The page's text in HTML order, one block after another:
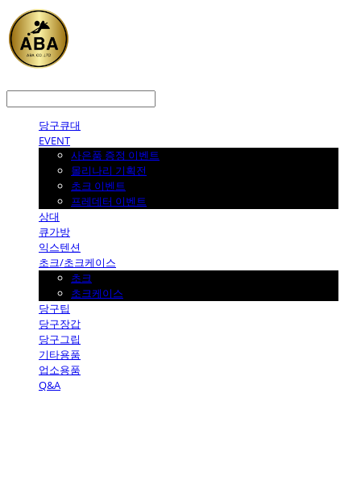
당구큐대
EVENT
사은품 증정 이벤트
몰리나리 기획전
초크 이벤트
프레데터 이벤트
상대
큐가방
익스텐션
초크/초크케이스
초크
초크케이스
당구팁
당구장갑
당구그립
기타용품
업소용품
Q&A